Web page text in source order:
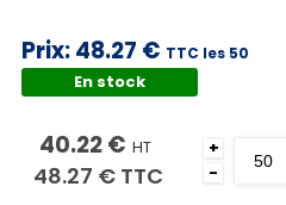
Prix:48.27 € TTC les 50
En stock
40.22 € HT
48.27 € TTC
+
-